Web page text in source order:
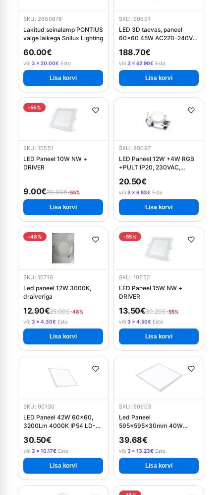
SKU: 2600878
Lakitud seinalamp PONTIUS
valge läikega Sollux Lighting
60.00€
või 3 × 20.00€ Esto
Lisa korvi
SKU: 90691
LED 3D taevas, paneel
60x60 45W AC220-240V
188.70€
või 3 × 62.90€ Esto
Lisa korvi
-55%
SKU: 10551
LED Paneel 10W NW +
DRIVER
9.00€20.00€-55%
Lisa korvi
SKU: 80097
LED Paneel 12W +4W RGB
+PULT IP20, 230VAC,
20.50€
või 3 × 6.83€ Esto
Lisa korvi
-48%
SKU: 10716
Led paneel 12W 3000K,
draiveriga
12.90€25.00€-48%
või 3 × 4.30€ Esto
Lisa korvi
-55%
SKU: 10552
LED Paneel 15W NW +
DRIVER
13.50€30.20€-55%
või 3 × 4.50€ Esto
Lisa korvi
SKU: 90130
LED Paneel 42W 60x60,
3200Lm 4000K IP54 LD-
30.50€
või 3 × 10.17€ Esto
Lisa korvi
SKU: 90603
Led Paneel
595x595x30mm 40W
(3000K/4000K/6500K)
IP20
39.68€
või 3 × 13.23€ Esto
Lisa korvi